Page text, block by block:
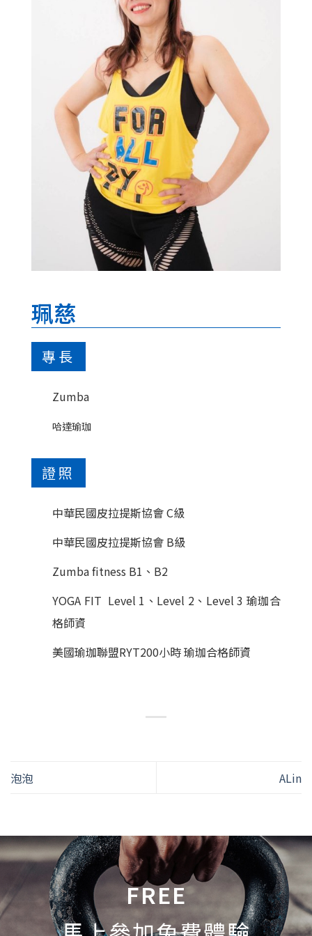
珮慈
專長
Zumba
哈達瑜珈
證照
中華民國皮拉提斯協會 C級
中華民國皮拉提斯協會 B級
Zumba fitness B1、B2
YOGA FIT Level 1、Level 2、Level 3 瑜珈合
格師資
美國瑜珈聯盟RYT200小時 瑜珈合格師資
泡泡 ALin
FREE